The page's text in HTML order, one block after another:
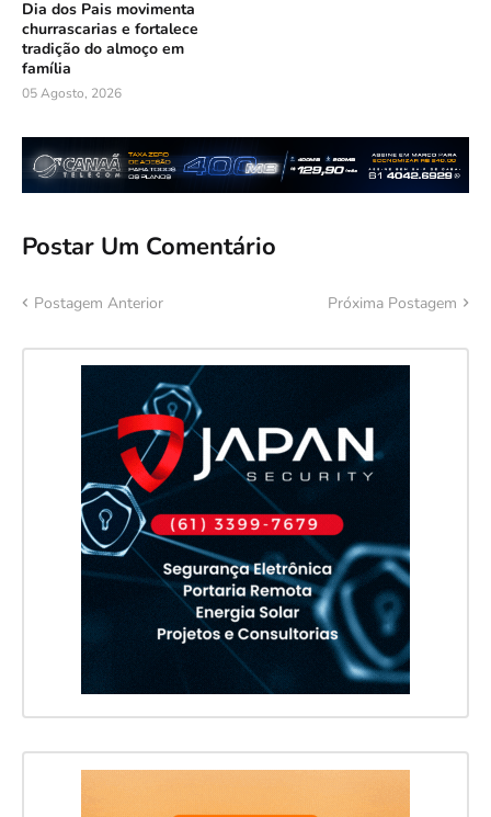
Dia dos Pais movimenta
churrascarias e fortalece
tradição do almoço em
família
05 Agosto, 2026
Postar Um Comentário
Postagem Anterior Próxima Postagem